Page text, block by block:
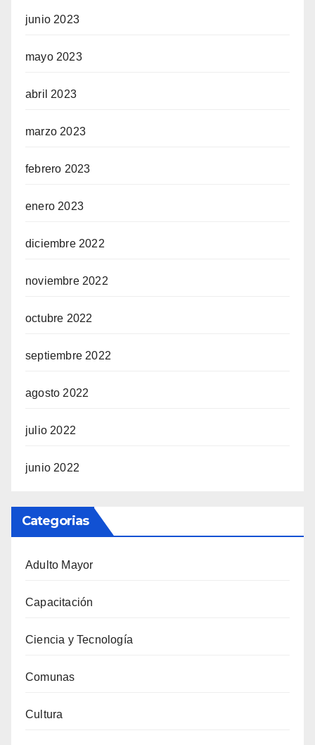
junio 2023
mayo 2023
abril 2023
marzo 2023
febrero 2023
enero 2023
diciembre 2022
noviembre 2022
octubre 2022
septiembre 2022
agosto 2022
julio 2022
junio 2022
Categorias
Adulto Mayor
Capacitación
Ciencia y Tecnología
Comunas
Cultura